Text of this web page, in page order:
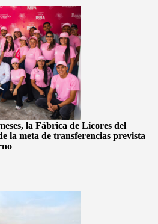
la Fábrica de Licores del
la meta de transferencias prevista